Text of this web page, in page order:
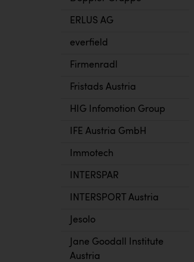
ERLUS AG
everfield
Firmenradl
Fristads Austria
HIG Infomotion Group
IFE Austria GmbH
Immotech
INTERSPAR
INTERSPORT Austria
Jesolo
Jane Goodall Institute
Austria